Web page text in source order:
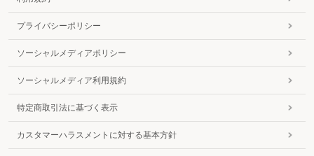
プライバシーポリシー
ソーシャルメディアポリシー
ソーシャルメディア利用規約
特定商取引法に基づく表示
カスタマーハラスメントに対する基本方針